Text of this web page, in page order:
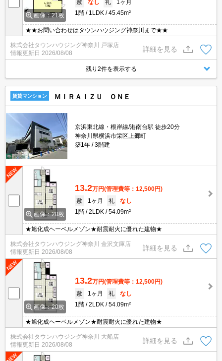
画像：21枚
敷
なし 礼
1ヶ月
1階
1LDK 45.45m²
★★お問い合わせはタウンハウジング神奈川まで★★
株式会社タウンハウジング神奈川 戸塚店
情報更新日 2026/08/08
詳細を見る
残り2件を表示する
賃貸マンション ＭＩＲＡＩＺＵ ＯＮＥ
京浜東北線・根岸線/港南台駅 徒歩20分
神奈川県横浜市栄区上郷町
築1年
3階建
画像：20枚
13.2万円(管理費等：12,500円)
敷
1ヶ月 礼
なし
1階
2LDK 54.09m²
★旭化成ヘーベルメゾン★耐震耐火に優れた建物★
株式会社タウンハウジング神奈川 金沢文庫店
情報更新日 2026/08/08
詳細を見る
画像：20枚
13.2万円(管理費等：12,500円)
敷
1ヶ月 礼
なし
1階
2LDK 54.09m²
★旭化成ヘーベルメゾン★耐震耐火に優れた建物★
株式会社タウンハウジング神奈川 大船店
情報更新日 2026/08/08
詳細を見る